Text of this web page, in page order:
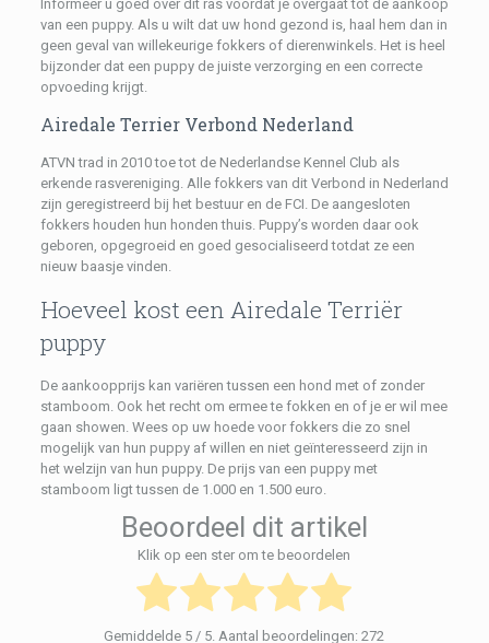
Informeer u goed over dit ras voordat je overgaat tot de aankoop
van een puppy. Als u wilt dat uw hond gezond is, haal hem dan in
geen geval van willekeurige fokkers of dierenwinkels. Het is heel
bijzonder dat een puppy de juiste verzorging en een correcte
opvoeding krijgt.
Airedale Terrier Verbond Nederland
ATVN trad in 2010 toe tot de Nederlandse Kennel Club als
erkende rasvereniging. Alle fokkers van dit Verbond in Nederland
zijn geregistreerd bij het bestuur en de FCI. De aangesloten
fokkers houden hun honden thuis. Puppy’s worden daar ook
geboren, opgegroeid en goed gesocialiseerd totdat ze een
nieuw baasje vinden.
Hoeveel kost een Airedale Terriër
puppy
De aankoopprijs kan variëren tussen een hond met of zonder
stamboom. Ook het recht om ermee te fokken en of je er wil mee
gaan showen. Wees op uw hoede voor fokkers die zo snel
mogelijk van hun puppy af willen en niet geïnteresseerd zijn in
het welzijn van hun puppy. De prijs van een puppy met
stamboom ligt tussen de 1.000 en 1.500 euro.
Beoordeel dit artikel
Klik op een ster om te beoordelen
Gemiddelde 5 / 5. Aantal beoordelingen:272